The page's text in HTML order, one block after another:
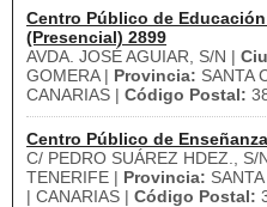
Centro Público de
(Presencial) 2899
AVDA. JOSÉ AGUIAR, S/N |
GOMERA | Provincia: SANTA
CANARIAS | Código Postal:
Centro Público de
C/ PEDRO SUÁREZ HDEZ., S/
TENERIFE | Provincia:
| CANARIAS | Código Postal: